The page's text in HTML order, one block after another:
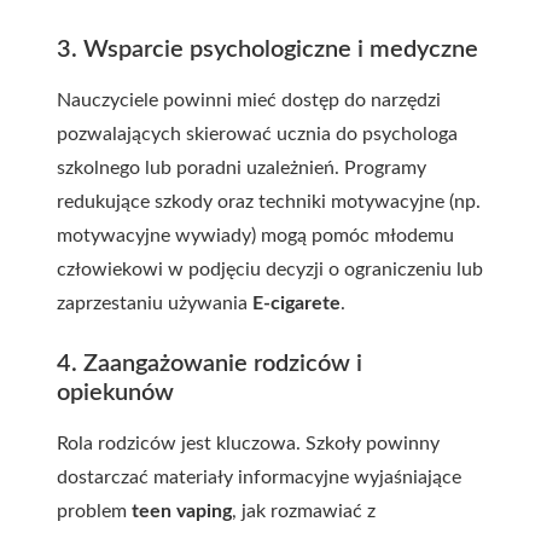
3. Wsparcie psychologiczne i medyczne
Nauczyciele powinni mieć dostęp do narzędzi
pozwalających skierować ucznia do psychologa
szkolnego lub poradni uzależnień. Programy
redukujące szkody oraz techniki motywacyjne (np.
motywacyjne wywiady) mogą pomóc młodemu
człowiekowi w podjęciu decyzji o ograniczeniu lub
zaprzestaniu używania E-cigarete.
4. Zaangażowanie rodziców i
opiekunów
Rola rodziców jest kluczowa. Szkoły powinny
dostarczać materiały informacyjne wyjaśniające
problem teen vaping, jak rozmawiać z